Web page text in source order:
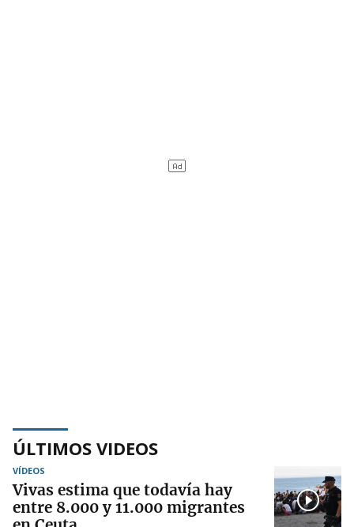
ÚLTIMOS VIDEOS
VÍDEOS
Vivas estima que todavía hay
entre 8.000 y 11.000 migrantes